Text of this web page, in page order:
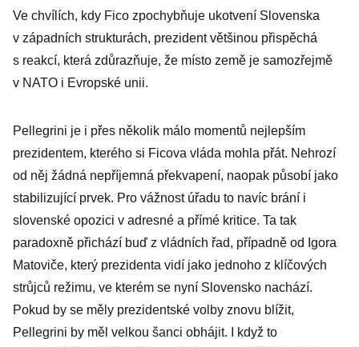
Ve chvílích, kdy Fico zpochybňuje ukotvení Slovenska
v západních strukturách, prezident většinou přispěchá
s reakcí, která zdůrazňuje, že místo země je samozřejmě
v NATO i Evropské unii.
Pellegrini je i přes několik málo momentů nejlepším
prezidentem, kterého si Ficova vláda mohla přát. Nehrozí
od něj žádná nepříjemná překvapení, naopak působí jako
stabilizující prvek. Pro vážnost úřadu to navíc brání i
slovenské opozici v adresné a přímé kritice. Ta tak
paradoxně přichází buď z vládních řad, případně od Igora
Matoviče, který prezidenta vidí jako jednoho z klíčových
strůjců režimu, ve kterém se nyní Slovensko nachází.
Pokud by se měly prezidentské volby znovu blížit,
Pellegrini by měl velkou šanci obhájit. I když to